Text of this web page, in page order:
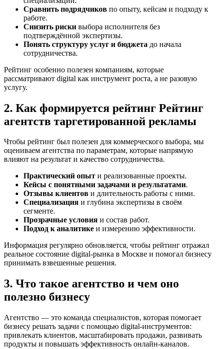
Сравнить подрядчиков по опыту, кейсам и подходу к
работе.
Снизить риски выбора исполнителя без
подтверждённой экспертизы.
Понять структуру услуг и бюджета до начала
сотрудничества.
Рейтинг особенно полезен компаниям, которые
рассматривают digital как инструмент роста, а не разовую
услугу.
2. Как формируется рейтинг Рейтинг
агентств таргетированной рекламы
Чтобы рейтинг был полезен для коммерческого выбора, мы
оцениваем агентства по параметрам, которые напрямую
влияют на результат и качество сотрудничества.
Практический опыт и реализованные проекты.
Кейсы с понятными задачами и результатами.
Отзывы клиентов и длительность работы с ними.
Специализация и глубина экспертизы в своём
сегменте.
Прозрачные условия и состав работ.
Подход к аналитике и измерению эффективности.
Информация регулярно обновляется, чтобы рейтинг отражал
реальное состояние digital-рынка в Москве и помогал бизнесу
принимать взвешенные решения.
3. Что такое агентство и чем оно
полезно бизнесу
Агентство — это команда специалистов, которая помогает
бизнесу решать задачи с помощью digital-инструментов:
привлекать клиентов, масштабировать продажи, развивать
продукты и повышать эффективность онлайн-каналов.